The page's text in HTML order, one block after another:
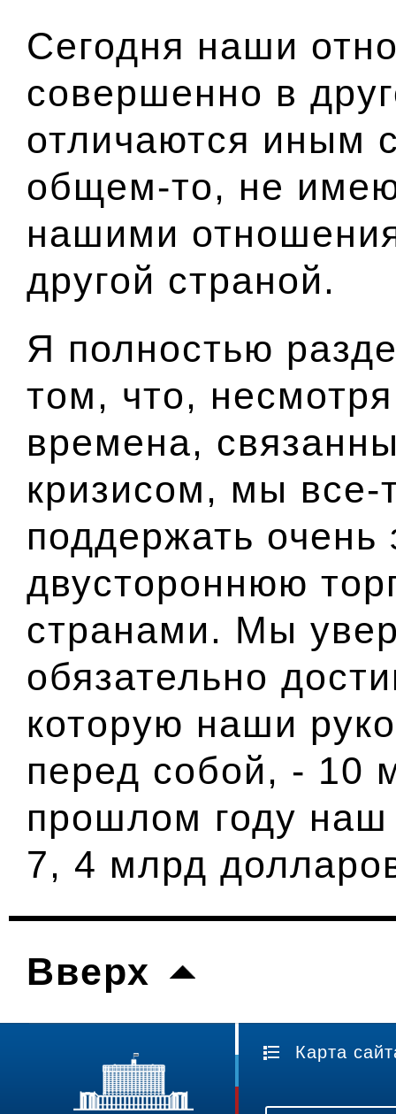
Сегодня наши
совершенно в
отличаются иным
общем-то, не
нашими
другой страной.
Я полностью
том, что,
времена,
кризисом, мы все-
поддержать очень
двустороннюю
странами. Мы
обязательно
которую наши
перед собой, - 10
прошлом году наш
7, 4 млрд
Вверх
Карта